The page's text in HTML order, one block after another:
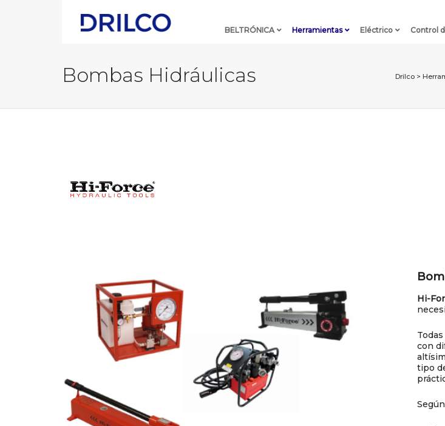
Navigation
BELTRÓNICA Herramientas Eléctrico Control
Bombas Hidráulicas Drilco >
Hi-
con
tipo